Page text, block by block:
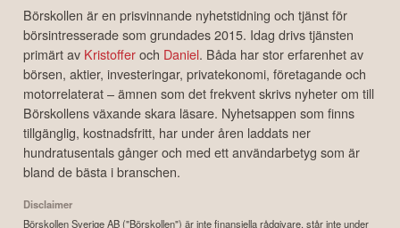
Börskollen är en prisvinnande nyhetstidning och tjänst för
börsintresserade som grundades 2015. Idag drivs tjänsten
primärt av Kristofferoch Daniel. Båda har stor erfarenhet av
börsen, aktier, investeringar, privatekonomi, företagande och
motorrelaterat – ämnen som det frekvent skrivs nyheter om till
Börskollens växande skara läsare. Nyhetsappen som finns
tillgänglig, kostnadsfritt, har under åren laddats ner
hundratusentals gånger och med ett användarbetyg som är
bland de bästa i branschen.
Disclaimer
Börskollen Sverige AB ("Börskollen") är inte finansiella rådgivare, står inte under